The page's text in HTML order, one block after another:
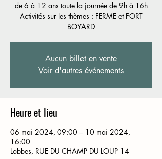
de 6 à 12 ans toute la journée de 9h à 16h
Activités sur les thèmes : FERME et FORT
BOYARD
Aucun billet en vente
Voir d'autres événements
Heure et lieu
06 mai 2024, 09:00 – 10 mai 2024,
16:00
Lobbes, RUE DU CHAMP DU LOUP 14